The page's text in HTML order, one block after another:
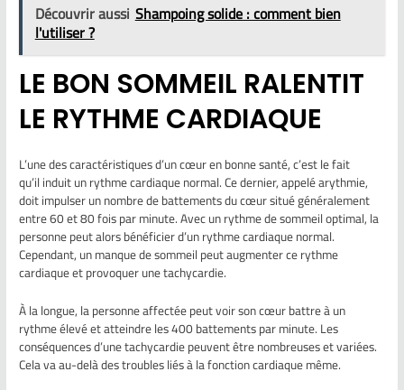
Découvrir aussi Shampoing solide : comment bien
l'utiliser ?
LE BON SOMMEIL RALENTIT
LE RYTHME CARDIAQUE
L’une des caractéristiques d’un cœur en bonne santé, c’est le fait
qu’il induit un rythme cardiaque normal. Ce dernier, appelé arythmie,
doit impulser un nombre de battements du cœur situé généralement
entre 60 et 80 fois par minute. Avec un rythme de sommeil optimal, la
personne peut alors bénéficier d’un rythme cardiaque normal.
Cependant, un manque de sommeil peut augmenter ce rythme
cardiaque et provoquer une tachycardie.
À la longue, la personne affectée peut voir son cœur battre à un
rythme élevé et atteindre les 400 battements par minute. Les
conséquences d’une tachycardie peuvent être nombreuses et variées.
Cela va au-delà des troubles liés à la fonction cardiaque même.